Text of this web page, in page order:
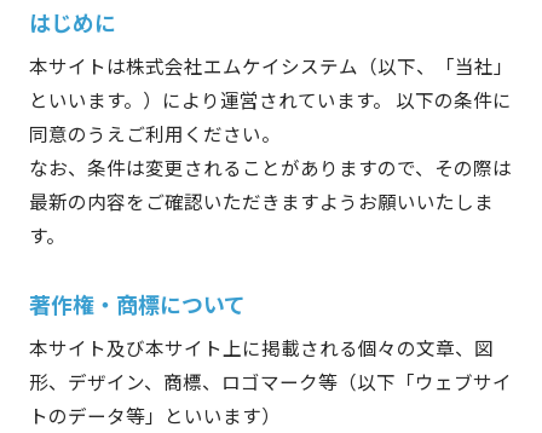
はじめに
本サイトは株式会社エムケイシステム（以下、「当社」
といいます。）により運営されています。 以下の条件に
同意のうえご利用ください。
なお、条件は変更されることがありますので、その際は
最新の内容をご確認いただきますようお願いいたしま
す。
著作権・商標について
本サイト及び本サイト上に掲載される個々の文章、図
形、デザイン、商標、ロゴマーク等（以下「ウェブサイ
トのデータ等」といいます）